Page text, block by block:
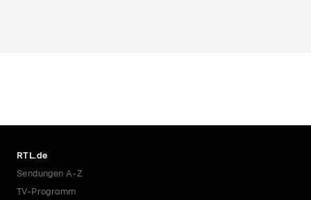
RTL.de
Sendungen A-Z
TV-Programm